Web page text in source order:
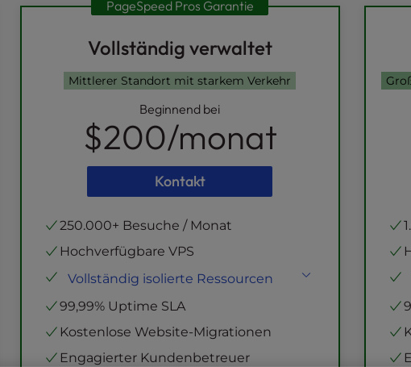
PageSpeed Pros Garantie
Vollständig verwaltet
Mittlerer Standort mit starkem Verkehr
Beginnend bei
$200/monat
Kontakt
250.000+ Besuche / Monat
Hochverfügbare VPS
Vollständig isolierte Ressourcen
NVMe SSDLagerung
Virtuelle CPUs
99,99% Uptime SLA
Kostenlose Website-Migrationen
Engagierter Kundenbetreuer